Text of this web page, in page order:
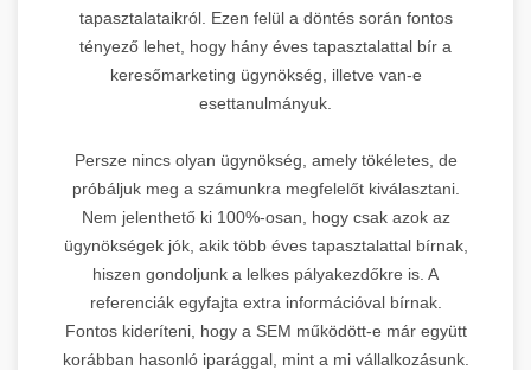
tapasztalataikról. Ezen felül a döntés során fontos
tényező lehet, hogy hány éves tapasztalattal bír a
keresőmarketing ügynökség, illetve van-e
esettanulmányuk.
Persze nincs olyan ügynökség, amely tökéletes, de
próbáljuk meg a számunkra megfelelőt kiválasztani.
Nem jelenthető ki 100%-osan, hogy csak azok az
ügynökségek jók, akik több éves tapasztalattal bírnak,
hiszen gondoljunk a lelkes pályakezdőkre is. A
referenciák egyfajta extra információval bírnak.
Fontos kideríteni, hogy a SEM működött-e már együtt
korábban hasonló iparággal, mint a mi vállalkozásunk.